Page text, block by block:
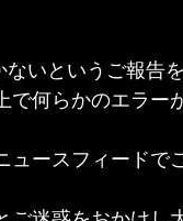
いというご報告
で何らかのエラ
ースフィードで